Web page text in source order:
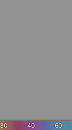
30 40 60